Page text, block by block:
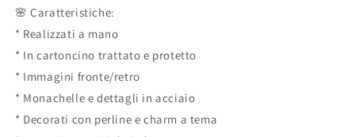
🌸 Caratteristiche:
* Realizzati a mano
* In cartoncino trattato e protetto
* Immagini fronte/retro
* Monachelle e dettagli in acciaio
* Decorati con perline e charm a tema